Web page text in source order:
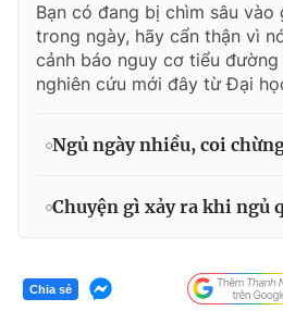
Bạn có đang bị chìm sâu
trong ngày, hãy cẩn thận vì
cảnh báo nguy cơ tiểu
nghiên cứu mới đây từ Đại
Ngủ ngày nhiều, coi
Chuyện gì xảy ra khi ngủ
Chia sẻ